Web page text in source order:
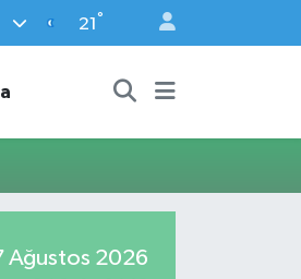
21 °
Ağustos 2026